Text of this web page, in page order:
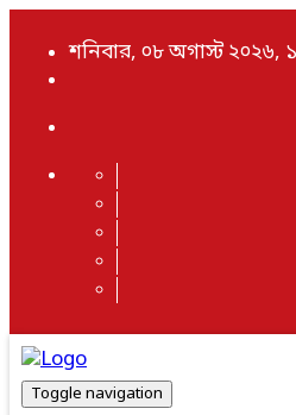
শনিবার, ০৮ অগাস্ট ২০২৬,
Toggle navigation